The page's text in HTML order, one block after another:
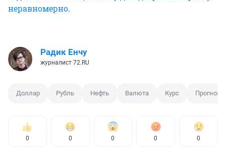
неравномерно.
Радик Енчу
журналист 72.RU
Доллар Рубль Нефть Валюта Курс Прогноз
0 0 0 0 0